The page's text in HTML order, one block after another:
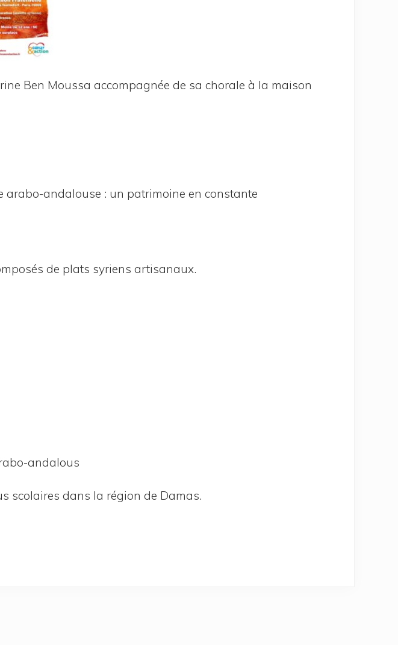
Ben Mous­sa accom­pa­gnée de sa cho­rale à la mai­son
ara­bo-anda­louse : un patri­moine en constante
de plats syriens artisanaux.
​a​n​d​a​l​ous
sco­laires dans la région de Damas.